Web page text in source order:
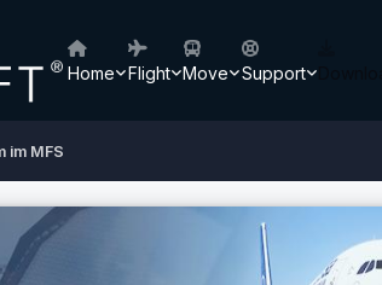
Home Flight Move Support
im MFS